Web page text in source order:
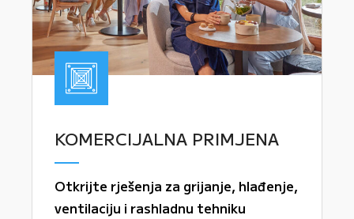
KOMERCIJALNA PRIMJENA
Otkrijte rješenja za grijanje, hlađenje,
ventilaciju i rashladnu tehniku